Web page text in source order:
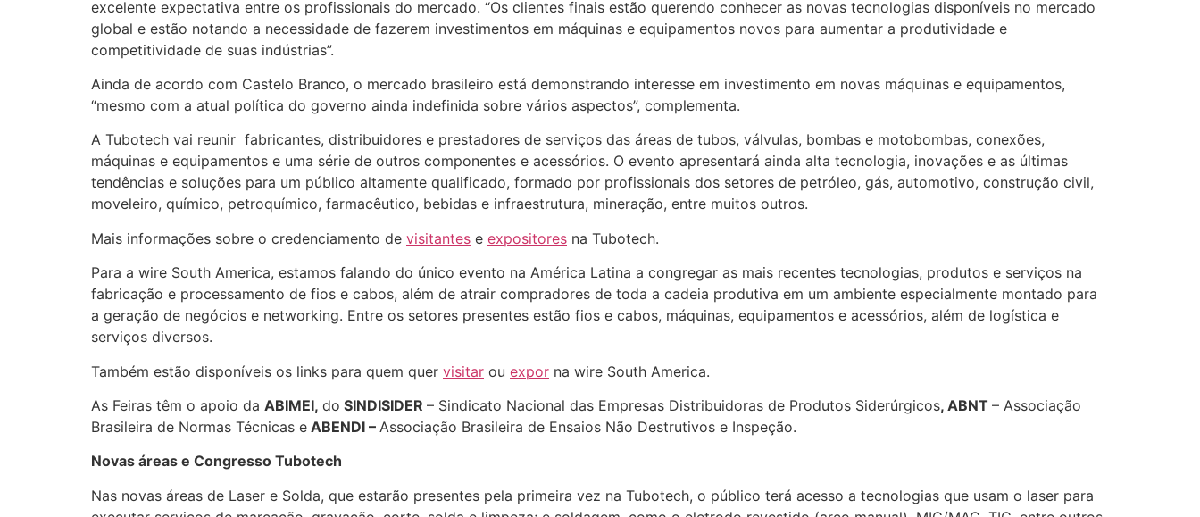
excelente expectativa entre os profissionais do mercado. “Os clientes finais estão querendo conhecer as novas tecnologias disponíveis no mercado
global e estão notando a necessidade de fazerem investimentos em máquinas e equipamentos novos para aumentar a produtividade e
competitividade de suas indústrias”.
Ainda de acordo com Castelo Branco, o mercado brasileiro está demonstrando interesse em investimento em novas máquinas e equipamentos,
“mesmo com a atual política do governo ainda indefinida sobre vários aspectos”, complementa.
A Tubotech vai reunir fabricantes, distribuidores e prestadores de serviços das áreas de tubos, válvulas, bombas e motobombas, conexões,
máquinas e equipamentos e uma série de outros componentes e acessórios. O evento apresentará ainda alta tecnologia, inovações e as últimas
tendências e soluções para um público altamente qualificado, formado por profissionais dos setores de petróleo, gás, automotivo, construção civil,
moveleiro, químico, petroquímico, farmacêutico, bebidas e infraestrutura, mineração, entre muitos outros.
Mais informações sobre o credenciamento de visitantes e expositores na Tubotech.
Para a wire South America, estamos falando do único evento na América Latina a congregar as mais recentes tecnologias, produtos e serviços na
fabricação e processamento de fios e cabos, além de atrair compradores de toda a cadeia produtiva em um ambiente especialmente montado para
a geração de negócios e networking. Entre os setores presentes estão fios e cabos, máquinas, equipamentos e acessórios, além de logística e
serviços diversos.
Também estão disponíveis os links para quem quer visitar ou expor na wire South America.
As Feiras têm o apoio da ABIMEI, do SINDISIDER – Sindicato Nacional das Empresas Distribuidoras de Produtos Siderúrgicos, ABNT – Associação
Brasileira de Normas Técnicas e ABENDI – Associação Brasileira de Ensaios Não Destrutivos e Inspeção.
Novas áreas e Congresso Tubotech
Nas novas áreas de Laser e Solda, que estarão presentes pela primeira vez na Tubotech, o público terá acesso a tecnologias que usam o laser para